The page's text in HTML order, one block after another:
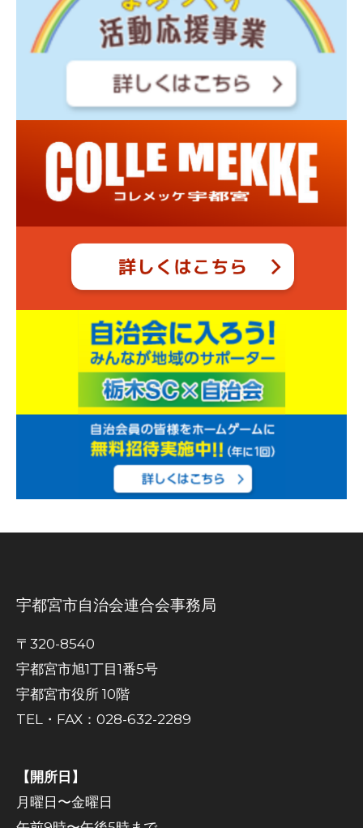
宇都宮市自治会連合会事務局
〒320-8540
宇都宮市旭1丁目1番5号
宇都宮市役所 10階
TEL・FAX：028-632-2289
【開所日】
月曜日〜金曜日